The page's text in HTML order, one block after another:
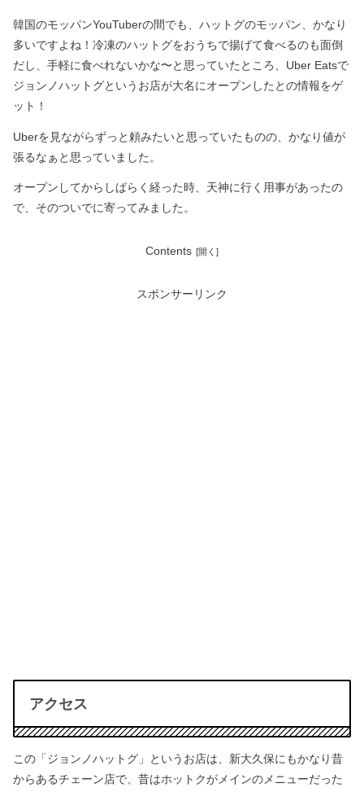
韓国のモッパンYouTuberの間でも、ハットグのモッパン、かなり
多いですよね！ 冷凍のハットグをおうちで揚げて食べるのも面倒
だし、 手軽に食べれないかな〜と思っていたところ、 Uber Eatsで
ジョンノハットグというお店が大名にオープンしたとの情報をゲ
ット！
Uberを見ながらずっと頼みたいと思っていたものの、 かなり値が
張るなぁと思っていました。
オープンしてからしばらく経った時、天神に行く用事があったの
で、 そのついでに寄ってみました。
Contents
スポンサーリンク
アクセス
この「ジョンノハットグ」というお店は、新大久保にもかなり昔
からあるチェーン店で、 昔はホットクがメインのメニューだった